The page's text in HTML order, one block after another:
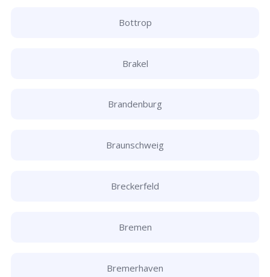
Bottrop
Brakel
Brandenburg
Braunschweig
Breckerfeld
Bremen
Bremerhaven